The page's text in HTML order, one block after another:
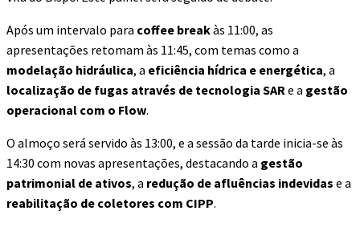
Após um intervalo para coffee breakàs 11:00, as
apresentações retomam às 11:45, com temas como a
modelação hidráulica, a eficiência hídrica e energética, a
localização de fugas através de tecnologia SARe a gestão
operacional com o Flow.
O almoço será servido às 13:00, e a sessão da tarde inicia-se às
14:30 com novas apresentações, destacando a gestão
patrimonial de ativos, a redução de afluências indevidas e a
reabilitação de coletores com CIPP.